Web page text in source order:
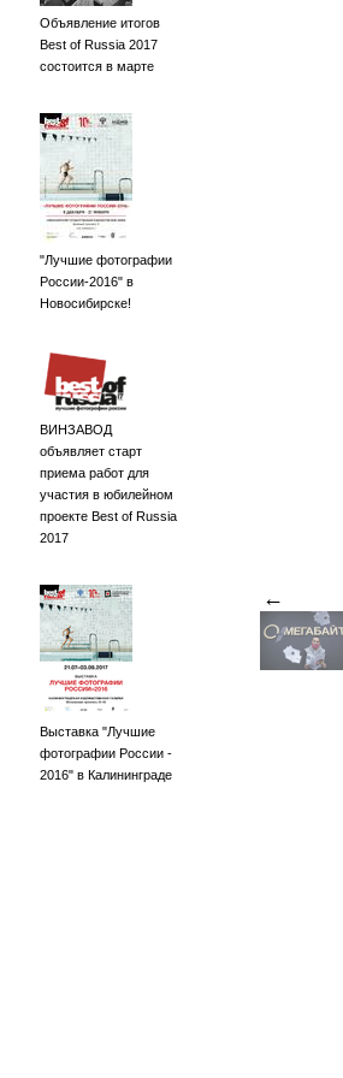
Объявление итогов
Best of Russia 2017
состоится в марте
"Лучшие фотографии
России-2016" в
Новосибирске!
ВИНЗАВОД
объявляет старт
приема работ для
участия в юбилейном
проекте Best of Russia
2017
Выставка "Лучшие
фотографии России -
2016" в Калининграде
←